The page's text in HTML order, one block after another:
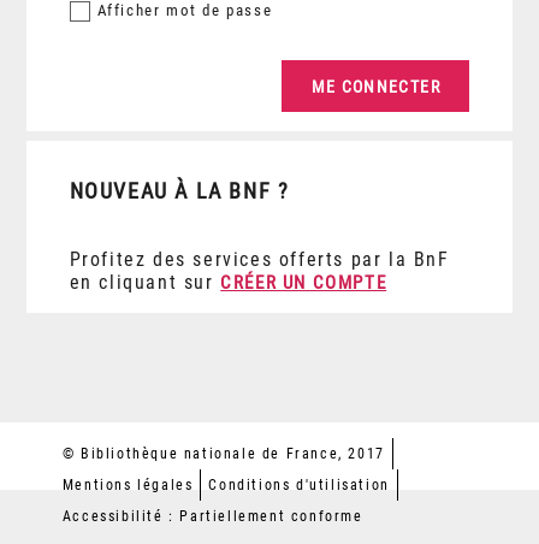
Afficher mot de passe
NOUVEAU À LA BNF ?
Profitez des services offerts par la BnF
en cliquant sur CRÉER UN COMPTE
© Bibliothèque nationale de France, 2017
Mentions légales
Conditions d'utilisation
Accessibilité : Partiellement conforme